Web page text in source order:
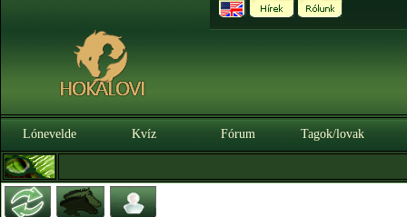
Lónevelde Kvíz Fórum Tagok/lovak